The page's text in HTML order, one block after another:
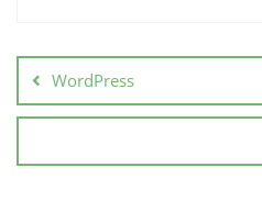
de
entradas
WordPress